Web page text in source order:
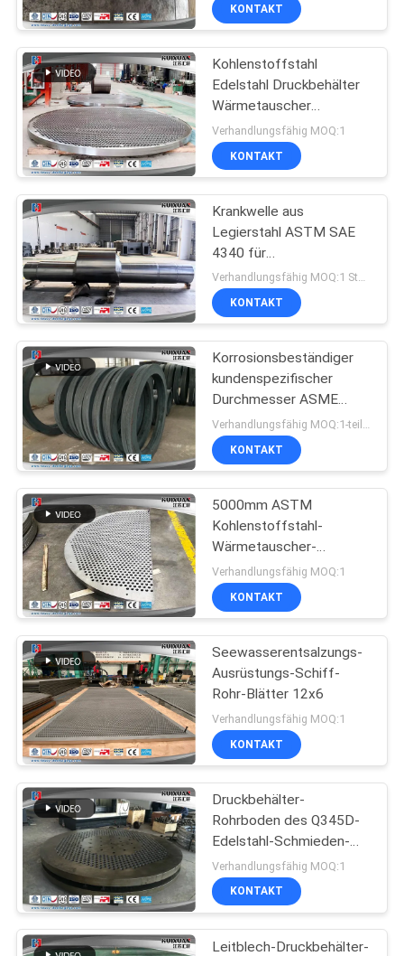
QUALITÄTSKONTROLLE
SITEMAP
PRIVACY
POLICY
Schmiederohling
des Gangs
17
geschmiedete
Stahlflansche
26
Geschmiedeter
Zylinder
23
Wärmebehandlungs-
Schmieden
14
Freiformschmieden
KONTAKT
Kohlenstoffstahl
Edelstahl Druckbehälter
Wärmetauscher
Rohrblatt
Verhandlungsfähig MOQ:1
KONTAKT
Krankwelle aus
Legierstahl ASTM SAE
4340 für
Hydraulikpressen
Verhandlungsfähig MOQ:1 Stück
KONTAKT
Korrosionsbeständiger
kundenspezifischer
Durchmesser ASME
schmiedete rostfreie
Flansche
Verhandlungsfähig MOQ:1-teilig
KONTAKT
5000mm ASTM
Kohlenstoffstahl-
Wärmetauscher-
Ablenkplatte
Verhandlungsfähig MOQ:1
KONTAKT
Seewasserentsalzungs-
Ausrüstungs-Schiff-
Rohr-Blätter 12x6
Verhandlungsfähig MOQ:1
KONTAKT
Druckbehälter-
Rohrboden des Q345D-
Edelstahl-Schmieden-
Hochleistungs-ASME
Verhandlungsfähig MOQ:1
KONTAKT
Leitblech-Druckbehälter-